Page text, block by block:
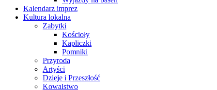
Kalendarz imprez
Kultura lokalna
Zabytki
Kościoły
Kapliczki
Pomniki
Przyroda
Artyści
Dzieje i Przeszłość
Kowalstwo